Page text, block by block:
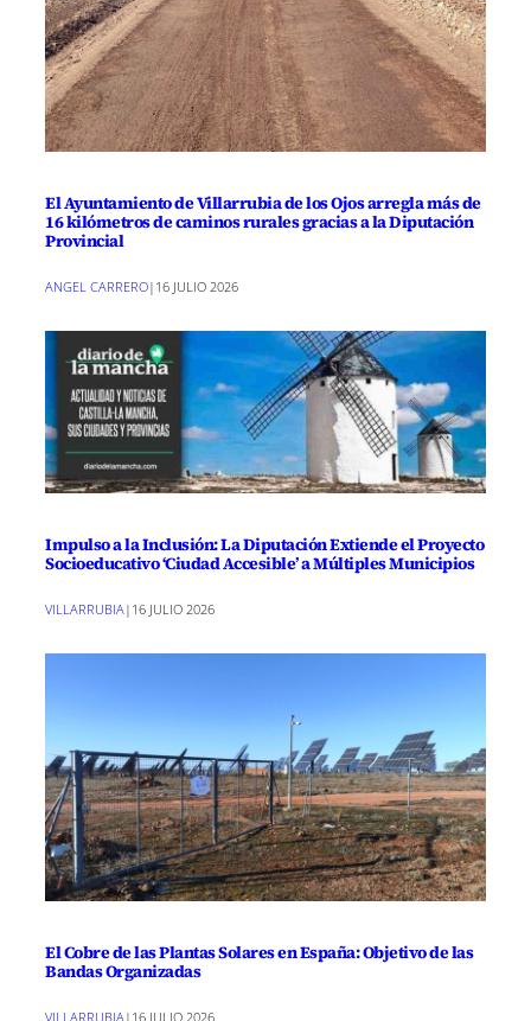
El Ayuntamiento de Villarrubia de los Ojos arregla más de
16 kilómetros de caminos rurales gracias a la Diputación
Provincial
ANGEL CARRERO| 16 JULIO 2026
Impulso a la Inclusión: La Diputación Extiende el Proyecto
Socioeducativo ‘Ciudad Accesible’ a Múltiples Municipios
VILLARRUBIA | 16 JULIO 2026
El Cobre de las Plantas Solares en España: Objetivo de las
Bandas Organizadas
VILLARRUBIA | 16 JULIO 2026